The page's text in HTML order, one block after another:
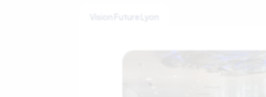
Vision Future Lyon